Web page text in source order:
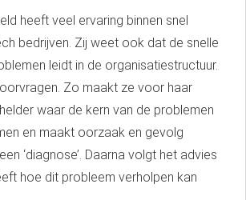
heeft veel ervaring binnen snel
bedrijven. Zij weet ook dat de snelle
leidt in de organisatiestructuur.
Zo maakt ze voor haar
waar de kern van de problemen
en maakt oorzaak en gevolg
‘diagnose’. Daarna volgt het advies
hoe dit probleem verholpen kan